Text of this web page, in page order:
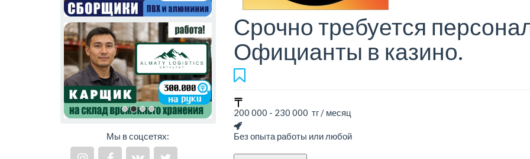
Мы в соцсетях:
Срочно требуется
Официанты в казино.
200 000 - 230 000 тг / месяц
Без опыта работы или любой